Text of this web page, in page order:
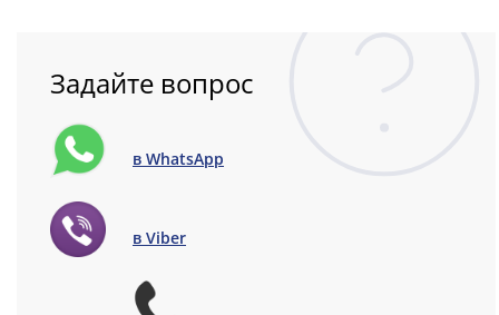
Задайте вопрос
в WhatsApp
в Viber